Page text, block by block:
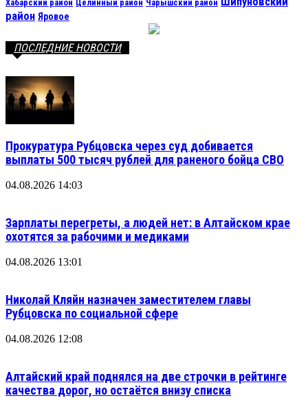
Хабарский район Целинный район Чарышский район
район Яровое
ПОСЛЕДНИЕ НОВОСТИ
Прокуратура Рубцовска через суд добивается
выплаты 500 тысяч рублей для раненого бойца СВО
04.08.2026 14:03
Зарплаты перегреты, а людей нет: в Алтайском крае
охотятся за рабочими и медиками
04.08.2026 13:01
Николай Кляйн назначен заместителем главы
Рубцовска по социальной сфере
04.08.2026 12:08
Алтайский край поднялся на две строчки в рейтинге
качества дорог, но остаётся внизу списка